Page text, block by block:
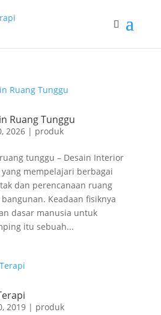
Ruang Tunggu
2026| produk
tunggu – Desain Interior
mempelajari berbagai
dan perencanaan ruang
Keadaan fisiknya
dasar manusia untuk
itu sebuah...
2019| produk